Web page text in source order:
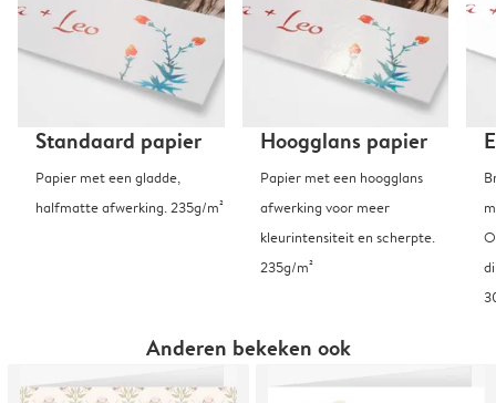
Standaard papier
Papier met een gladde,
halfmatte afwerking. 235g/m²
Hoogglans papier
Papier met een hoogglans
afwerking voor meer
kleurintensiteit en scherpte.
235g/m²
Anderen bekeken ook